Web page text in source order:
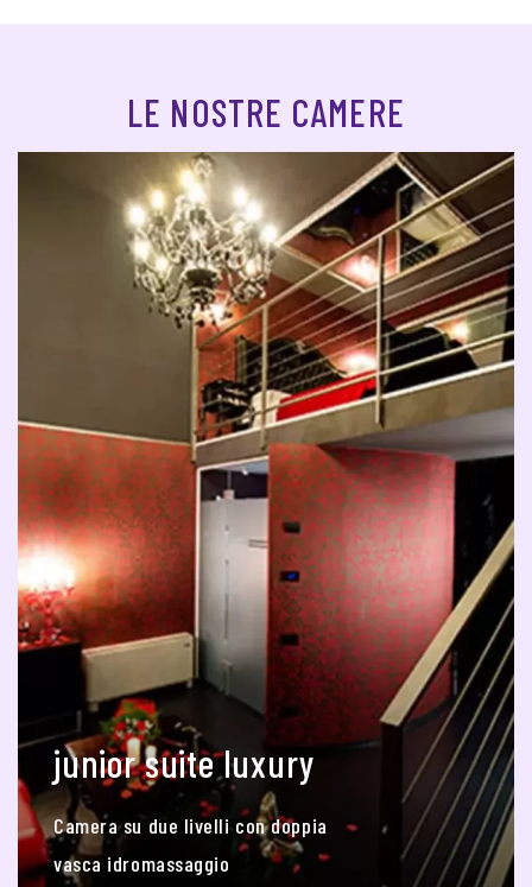
LE NOSTRE CAMERE
junior suite luxury
Camera su due livelli con doppia
vasca idromassaggio